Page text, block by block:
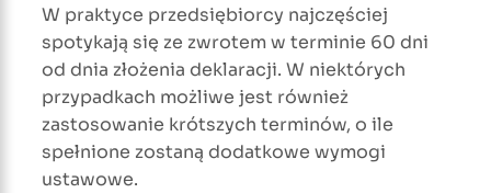
W praktyce przedsiębiorcy najczęściej
spotykają się ze zwrotem w terminie 60 dni
od dnia złożenia deklaracji. W niektórych
przypadkach możliwe jest również
zastosowanie krótszych terminów, o ile
spełnione zostaną dodatkowe wymogi
ustawowe.